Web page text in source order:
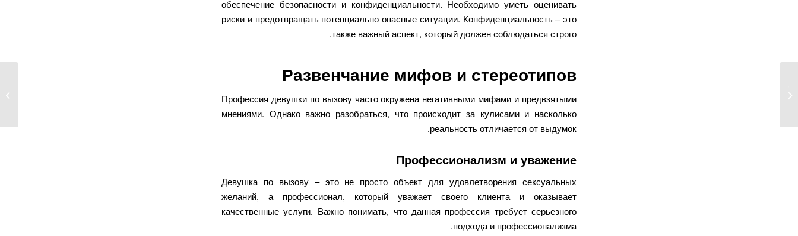
обеспечение безопасности и конфиденциальности. Необходимо уметь оценивать
риски и предотвращать потенциально опасные ситуации. Конфиденциальность – это
также важный аспект, который должен соблюдаться строго.
Развенчание мифов и стереотипов
Профессия девушки по вызову часто окружена негативными мифами и предвзятыми
мнениями. Однако важно разобраться, что происходит за кулисами и насколько
реальность отличается от выдумок.
Профессионализм и уважение
Девушка по вызову – это не просто объект для удовлетворения сексуальных
желаний, а профессионал, который уважает своего клиента и оказывает
качественные услуги. Важно понимать, что данная профессия требует серьезного
подхода и профессионализма.
On-